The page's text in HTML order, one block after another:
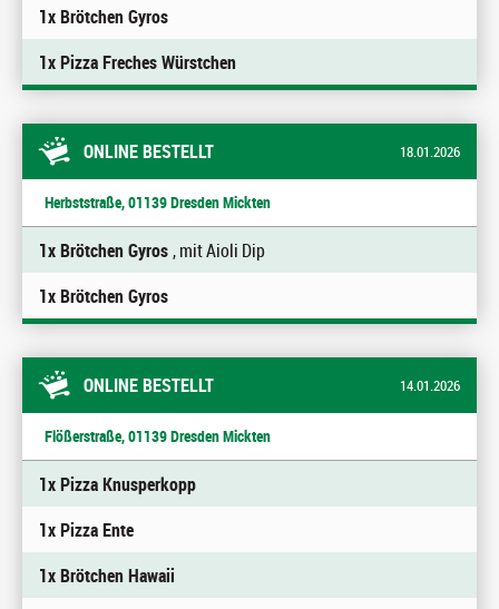
1x Brötchen Gyros
1x Pizza Freches Würstchen
ONLINE BESTELLT 18.01.2026
Herbststraße, 01139 Dresden Mickten
1x Brötchen Gyros, mit Aioli Dip
1x Brötchen Gyros
ONLINE BESTELLT 14.01.2026
Flößerstraße, 01139 Dresden Mickten
1x Pizza Knusperkopp
1x Pizza Ente
1x Brötchen Hawaii